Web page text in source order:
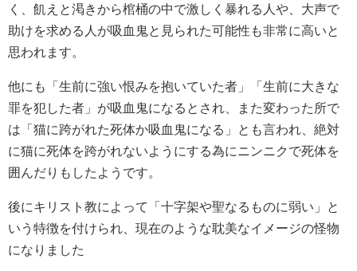
く、飢えと渇きから棺桶の中で激しく暴れる人や、大声で
助けを求める人が吸血鬼と見られた可能性も非常に高いと
思われます。
他にも「生前に強い恨みを抱いていた者」「生前に大きな
罪を犯した者」が吸血鬼になるとされ、また変わった所で
は「猫に跨がれた死体か吸血鬼になる」とも言われ、絶対
に猫に死体を跨がれないようにする為にニンニクで死体を
囲んだりもしたようです。
後にキリスト教によって「十字架や聖なるものに弱い」と
いう特徴を付けられ、現在のような耽美なイメージの怪物
になりました